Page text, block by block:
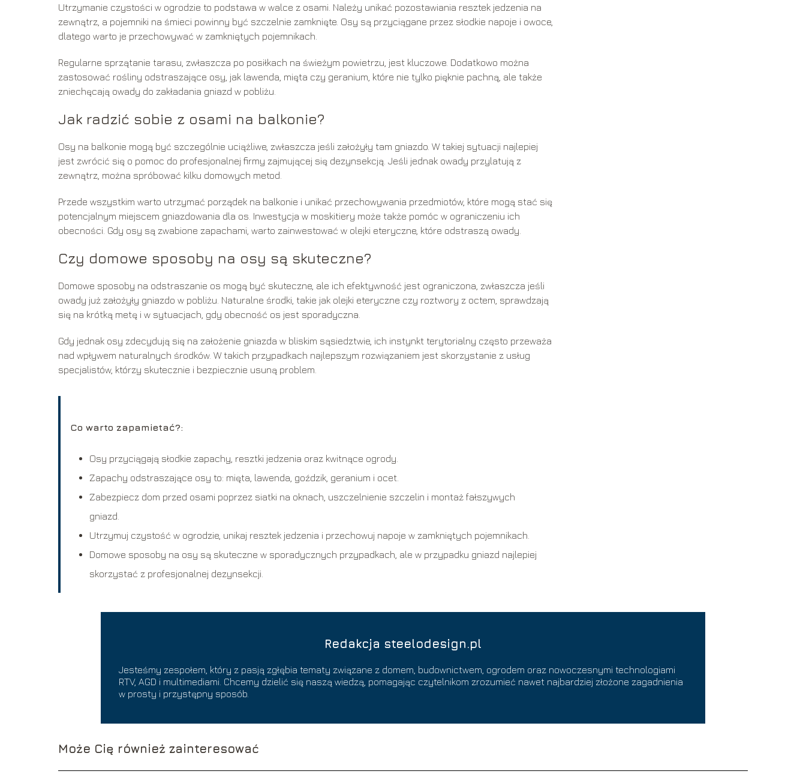
Utrzymanie czystości w ogrodzie to podstawa w walce z osami. Należy unikać pozostawiania resztek jedzenia na
zewnątrz, a pojemniki na śmieci powinny być szczelnie zamknięte. Osy są przyciągane przez słodkie napoje i owoce,
dlatego warto je przechowywać w zamkniętych pojemnikach.
Regularne sprzątanie tarasu, zwłaszcza po posiłkach na świeżym powietrzu, jest kluczowe. Dodatkowo można
zastosować rośliny odstraszające osy, jak lawenda, mięta czy geranium, które nie tylko pięknie pachną, ale także
zniechęcają owady do zakładania gniazd w pobliżu.
Jak radzić sobie z osami na balkonie?
Osy na balkonie mogą być szczególnie uciążliwe, zwłaszcza jeśli założyły tam gniazdo. W takiej sytuacji najlepiej
jest zwrócić się o pomoc do profesjonalnej firmy zajmującej się dezynsekcją. Jeśli jednak owady przylatują z
zewnątrz, można spróbować kilku domowych metod.
Przede wszystkim warto utrzymać porządek na balkonie i unikać przechowywania przedmiotów, które mogą stać się
potencjalnym miejscem gniazdowania dla os. Inwestycja w moskitiery może także pomóc w ograniczeniu ich
obecności. Gdy osy są zwabione zapachami, warto zainwestować w olejki eteryczne, które odstraszą owady.
Czy domowe sposoby na osy są skuteczne?
Domowe sposoby na odstraszanie os mogą być skuteczne, ale ich efektywność jest ograniczona, zwłaszcza jeśli
owady już założyły gniazdo w pobliżu. Naturalne środki, takie jak olejki eteryczne czy roztwory z octem, sprawdzają
się na krótką metę i w sytuacjach, gdy obecność os jest sporadyczna.
Gdy jednak osy zdecydują się na założenie gniazda w bliskim sąsiedztwie, ich instynkt terytorialny często przeważa
nad wpływem naturalnych środków. W takich przypadkach najlepszym rozwiązaniem jest skorzystanie z usług
specjalistów, którzy skutecznie i bezpiecznie usuną problem.
Co warto zapamietać?:
Osy przyciągają słodkie zapachy, resztki jedzenia oraz kwitnące ogrody.
Zapachy odstraszające osy to: mięta, lawenda, goździk, geranium i ocet.
Zabezpiecz dom przed osami poprzez siatki na oknach, uszczelnienie szczelin i montaż fałszywych
gniazd.
Utrzymuj czystość w ogrodzie, unikaj resztek jedzenia i przechowuj napoje w zamkniętych pojemnikach.
Domowe sposoby na osy są skuteczne w sporadycznych przypadkach, ale w przypadku gniazd najlepiej
skorzystać z profesjonalnej dezynsekcji.
Redakcja steelodesign.pl
Jesteśmy zespołem, który z pasją zgłębia tematy związane z domem, budownictwem, ogrodem oraz nowoczesnymi technologiami
RTV, AGD i multimediami. Chcemy dzielić się naszą wiedzą, pomagając czytelnikom zrozumieć nawet najbardziej złożone zagadnienia
w prosty i przystępny sposób.
Może Cię również zainteresować